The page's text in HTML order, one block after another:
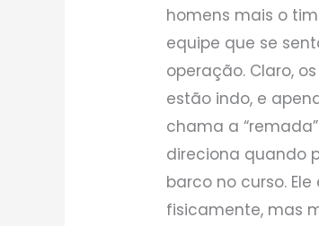
homens mais o
equipe que se
operação. Claro,
estão indo, e
chama a
direciona quando
barco no curso.
fisicamente, mas